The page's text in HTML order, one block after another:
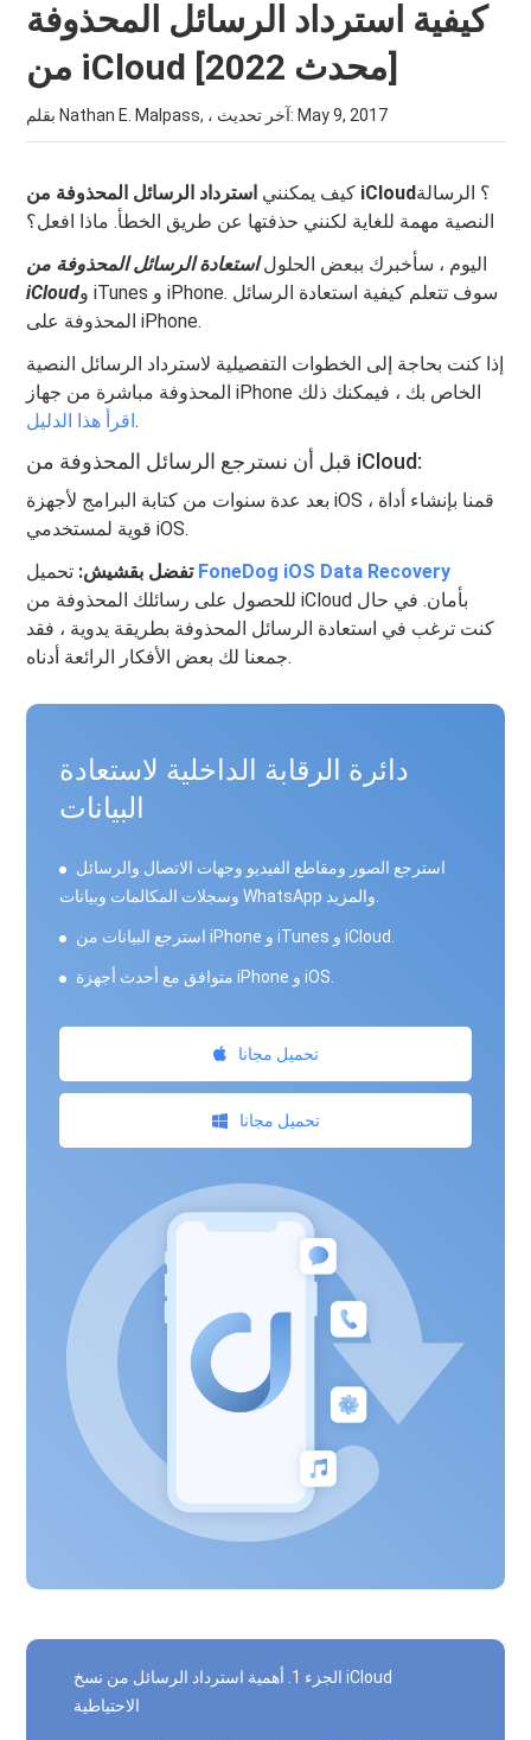
كيفية استرداد الرسائل المحذوفة
من iCloud [محدث 2022]
بقلم Nathan E. Malpass, ، آخر تحديث: May 9, 2017
كيف يمكنني استرداد الرسائل المحذوفة من iCloud؟ الرسالة
النصية مهمة للغاية لكنني حذفتها عن طريق الخطأ. ماذا افعل؟
اليوم ، سأخبرك ببعض الحلولاستعادة الرسائل المحذوفة من
iCloudو iTunes و iPhone. سوف تتعلم كيفية استعادة الرسائل
المحذوفة على iPhone.
إذا كنت بحاجة إلى الخطوات التفصيلية لاسترداد الرسائل النصية
المحذوفة مباشرة من جهاز iPhone الخاص بك ، فيمكنك ذلك
اقرأ هذا الدليل.
قبل أن نسترجع الرسائل المحذوفة من iCloud:
بعد عدة سنوات من كتابة البرامج لأجهزة iOS ، قمنا بإنشاء أداة
قوية لمستخدمي iOS.
تفضل بقشيش:تحميل FoneDog iOS Data Recovery
للحصول على رسائلك المحذوفة من iCloud بأمان. في حال
كنت ترغب في استعادة الرسائل المحذوفة بطريقة يدوية ، فقد
جمعنا لك بعض الأفكار الرائعة أدناه.
دائرة الرقابة الداخلية لاستعادة
البيانات
استرجع الصور ومقاطع الفيديو وجهات الاتصال والرسائل
استرجع البيانات من iPhone و iTunes و iCloud.
متوافق مع أحدث أجهزة iPhone و iOS.
تحميل مجانا
تحميل مجانا
الجزء 1. أهمية استرداد الرسائل من نسخ iCloud
الاحتياطية